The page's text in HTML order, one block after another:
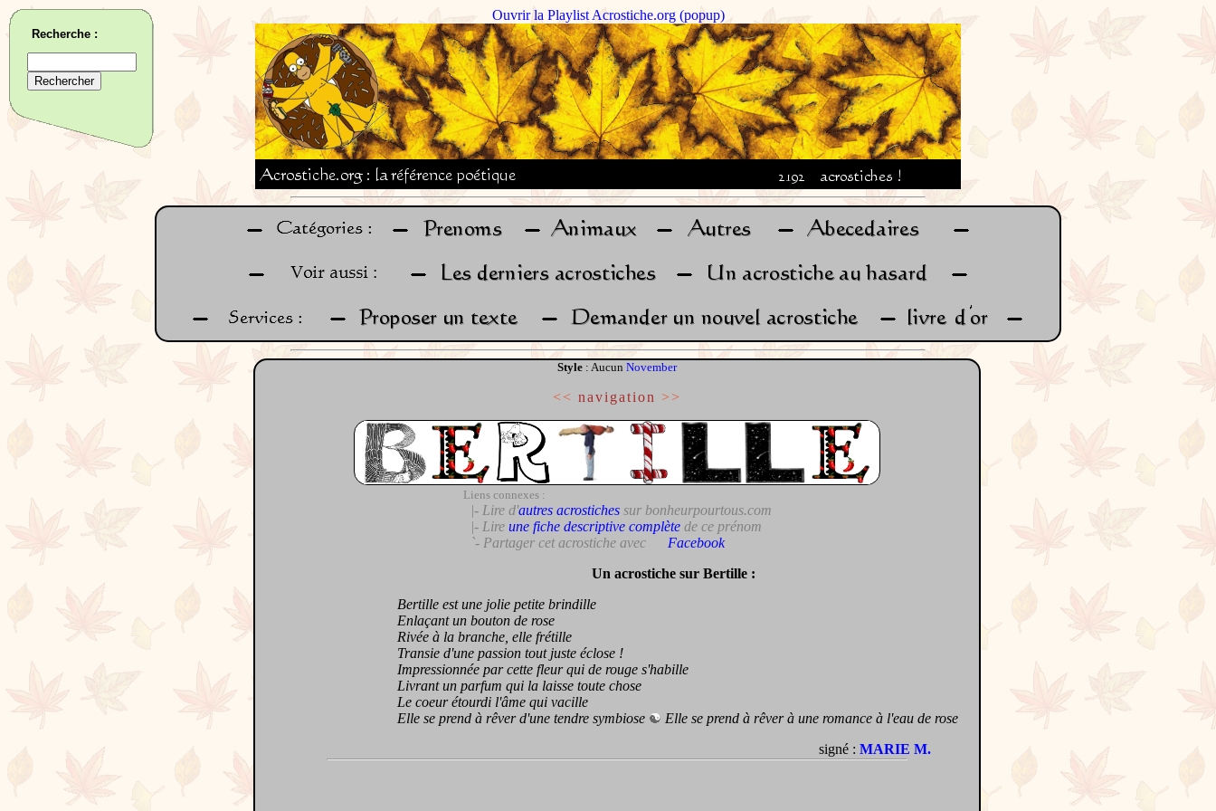
Ouvrir la Playlist Acrostiche.org (popup)
Style : Aucun November
<< navigation >>
Liens connexes :
|- Lire d'autres acrostichessur bonheurpourtous.com
|- Lire une fiche descriptive complètede ce prénom
`- Partager cet acrostiche avec
Facebook
Un acrostiche sur Bertille :
Bertille est une jolie petite brindille
Enlaçant un bouton de rose
Rivée à la branche, elle frétille
Transie d'une passion tout juste éclose !
Impressionnée par cette fleur qui de rouge s'habille
Livrant un parfum qui la laisse toute chose
Le coeur étourdi l'âme qui vacille
Elle se prend à rêver d'une tendre symbiose
Elle se prend à rêver à une romance à l'eau de rose
signé : MARIE M.
Recherche :